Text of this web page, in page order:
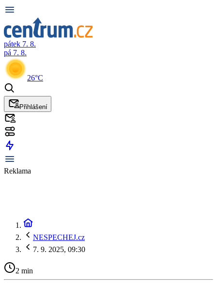
pátek 7. 8.
pá 7. 8.
26°C
Přihlášení
Reklama
NESPECHEJ.cz
7. 9. 2025, 09:30
2 min